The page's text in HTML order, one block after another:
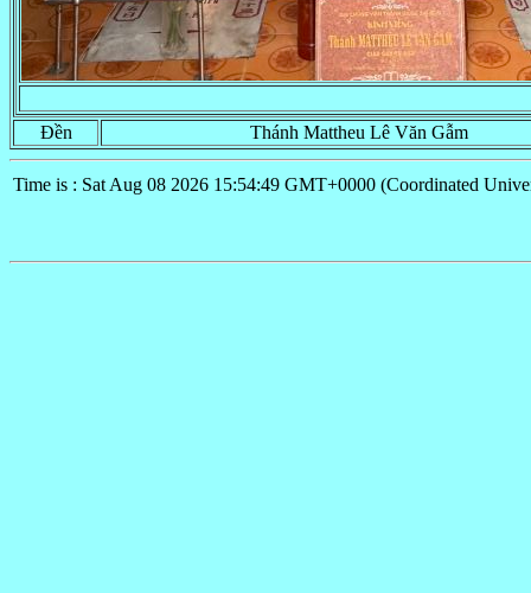
Đền Thánh Mattheu Lê Văn Gẫm
Time is : Sat Aug 08 2026 15:54:49 GMT+0000 (Coordinated